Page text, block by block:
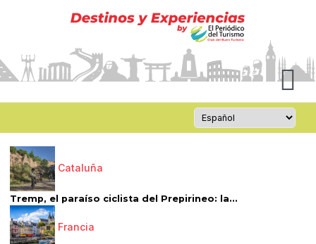
Cataluña
Tremp, el paraíso ciclista del Prepirineo: la...
Francia